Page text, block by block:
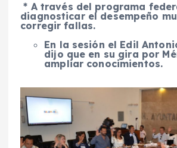
* A través del programa
diagnosticar el desempeño
corregir fallas.
En la sesión el Edil
dijo que en su gira por
ampliar conocimientos.